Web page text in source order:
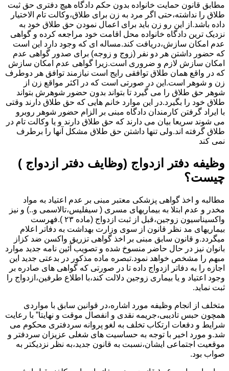
مطابق قانون حمایت خانواده بدون حکم دادگاه هیچ دفتری حق ثبت
طلاق را نداشته،حتی اگر مرد به زن برای طلاق،وکالت تام الاختیار
داده باشد.از این رو زن باید برای اعمال نمودن حق طلاق خود به
نزدیک ترین دادگاه خانواده محل اقامت خود مراجعه کرده و گواهی
عدم امکان سازش،دریافت کند.مساله ای که وجود دارد این است
که حضور داشتن هر دو نفر (زوج و زوجه) برای صدور گواهی عدم
امکان سازش لازم و ضروری است.زیرا گواهی عدم امکان سازش
که در واقع همان طلاق توافقی رایج است نیازمند توافق هر دوطرف
زن و شوهر است.این در صورتی است که در اکثر مواقع زن از
شوهر حق طلاق را می گیرد تا بتواند بدون حضور شوهرش بتواند
طلاق خود را بگیرد.در این موارد خانم هایی که حق طلاق دارند وقتی
با ایراد گرفتن کارمندان دادگاه مبنی بر الزام حضور شوهر روبرو
می شوند سریعا بیان می دارند که حق طلاق دارند و یا وکالت تام در
طلاق گرفته اند.ولی تنها داشتن حق طلاق مشکل آنها را برطرف
نمی کند
وظیفه دفتر ازدواج (وظایف دفتر ازدواج )
چیست؟
مطالبه و اخذ گواهی پزشکی معتبر مبنی بر عدم اعتیاد به مواد
مخدر و عدم ابتلا به بیماریهای مسری ( سیفلیس،تالاسمی و..) و نیز
واکسیناسیون زوجین،قبل از ثبت ازدواج (ماده ۲۳ ).فهرست
بیماریهای مد نظر قانون از سوی وزارت بهداشت به دفاتر اعلام
میگردد.و قانون سابق مبنی بر اخذ گواهی تزریق واکسن ضد کزاز
بانوان نیز در حال حاضر منسوخ شده و تصویب آئین نامه جدید موارد
مبهم را مشخص خواهد نمود.تبصره ماده مذکور در بدعتی جدید این
اجازه را به دفاتر ازدواج داده تا در صورتی که گواهی های صادره بر
وجود اعتیاد و یا بیماری زوجین دلالت کند،با اطلاع طرفین،ازدواج را
ثبت نماید.
متخلف از انجام وظیفه مورد اشاره،در قوانین سابق با مواردی
همچون حبس تادیبی،جریمه نقدی و انفصال موقت و نهایتا” با رعایت
شرایط و دفعات ارتکاب تخلف به لغو پروانه سردفتری محکوم می
شد.و مورد اخیر با توجه به حساسیت های شغلی عزیزان سردفتر و
موقعیت اجتماعی ایشان،نسبت به قانون جدید،به نظر نزدیکتر به
صواب بود.